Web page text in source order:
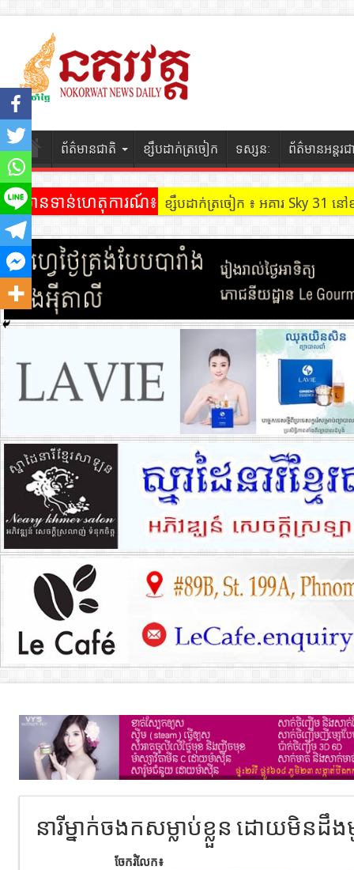
ព័ត៌មានជាតិ ខ្សឹបដាក់ត្រចៀក ទស្សនៈ ព័ត៌មានអន្តរជ
ព័ត៌មានទាន់ហេតុការណ៍៖ ខ្សឹបដាក់ត្រចៀក ៖ អគារ Sky 31
នារីម្នាក់ចងកសម្លាប់ខ្លួន ដោយមិន
ចែករំលែក៖